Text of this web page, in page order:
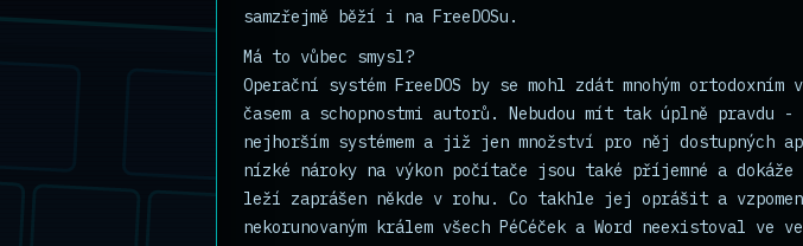
samzřejmě běží i na FreeDOSu.
Má to vůbec smysl?
Operační systém FreeDOS by se mohl zdát mnohým
časem a schopnostmi autorů. Nebudou mít tak úplně
nejhorším systémem a již jen množství pro něj dostupných
nízké nároky na výkon počítače jsou také příjemné a
leží zaprášen někde v rohu. Co takhle jej oprášit a
nekorunovaným králem všech PéCéček a Word neexistoval ve